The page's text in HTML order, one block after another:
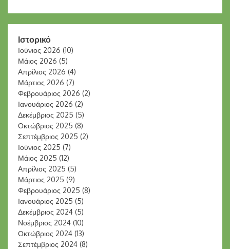
Ιστορικό
Ιούνιος 2026 (10)
Μάιος 2026 (5)
Απρίλιος 2026 (4)
Μάρτιος 2026 (7)
Φεβρουάριος 2026 (2)
Ιανουάριος 2026 (2)
Δεκέμβριος 2025 (5)
Οκτώβριος 2025 (8)
Σεπτέμβριος 2025 (2)
Ιούνιος 2025 (7)
Μάιος 2025 (12)
Απρίλιος 2025 (5)
Μάρτιος 2025 (9)
Φεβρουάριος 2025 (8)
Ιανουάριος 2025 (5)
Δεκέμβριος 2024 (5)
Νοέμβριος 2024 (10)
Οκτώβριος 2024 (13)
Σεπτέμβριος 2024 (8)